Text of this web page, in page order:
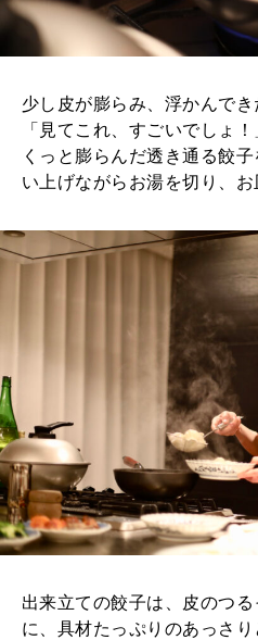
少し皮が膨らみ、浮かんでき
「見てこれ、すごいでしょ
くっと膨らんだ透き通る餃
い上げながらお湯を切り、お
出来立ての餃子は、皮のつ
に、具材たっぷりのあっさ